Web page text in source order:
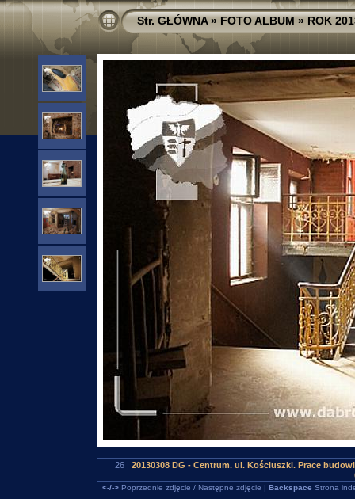
Str. GŁÓWNA»FOTO ALBUM»ROK
26 | 20130308 DG - Centrum. ul. Kościuszki. Prace
<-/->Poprzednie zdjęcie / Następne zdjęcie | Backspace Strona